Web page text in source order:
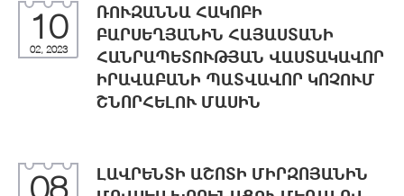
10
02, 2023
ՌՈՒԶԱՆՆԱ ՀԱԿՈԲԻ
ԲԱՐՍԵՂՅԱՆԻՆ ՀԱՅԱՍՏԱՆԻ
ՀԱՆՐԱՊԵՏՈՒԹՅԱՆ ՎԱՍՏԱԿԱՎՈՐ
ԻՐԱՎԱԲԱՆԻ ՊԱՏՎԱՎՈՐ ԿՈՉՈՒՄ
ՇՆՈՐՀԵԼՈՒ ՄԱՍԻՆ
ԼԱՎՐԵՆՏԻ ԱՇՈՏԻ ՄԻՐԶՈՅԱՆԻՆ